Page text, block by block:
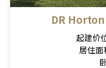
DR Horton
起建价
居住